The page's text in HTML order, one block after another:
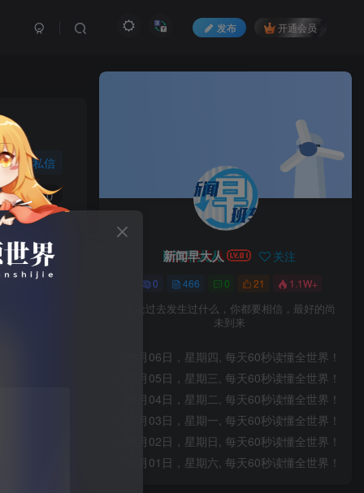
发布 开通会员
私信
9 0
新闻早大人 关注
0 466 0 21 1.1W+
无论过去发生过什么，你都要相信，最好的尚
未到来
08月06日，星期四, 每天60秒读懂全世界！
08月05日，星期三, 每天60秒读懂全世界！
08月04日，星期二, 每天60秒读懂全世界！
08月03日，星期一, 每天60秒读懂全世界！
08月02日，星期日, 每天60秒读懂全世界！
08月01日，星期六, 每天60秒读懂全世界！